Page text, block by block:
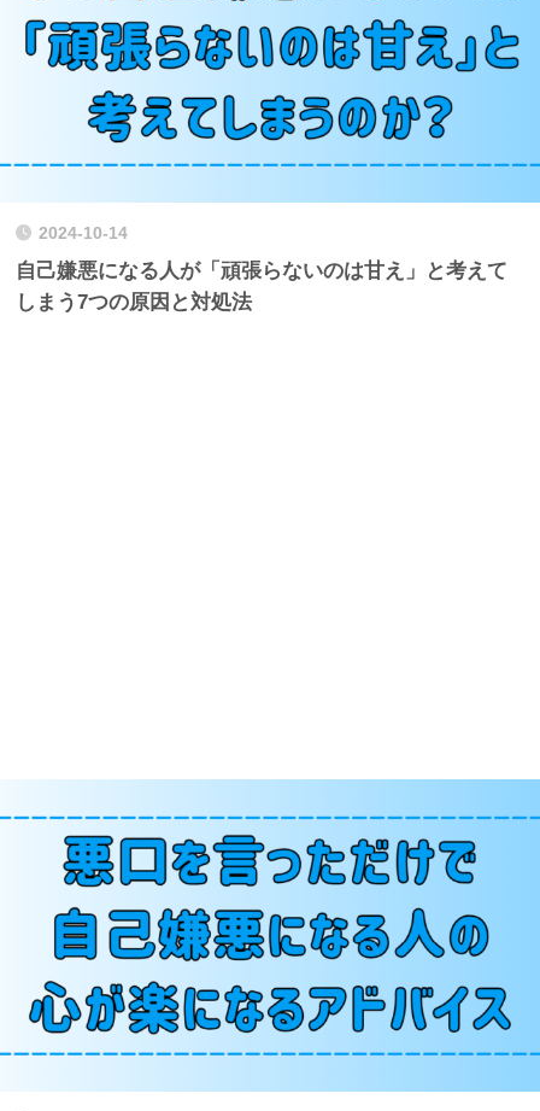
2024-10-14
自己嫌悪になる人が「頑張らないのは甘え」と考えて
しまう7つの原因と対処法